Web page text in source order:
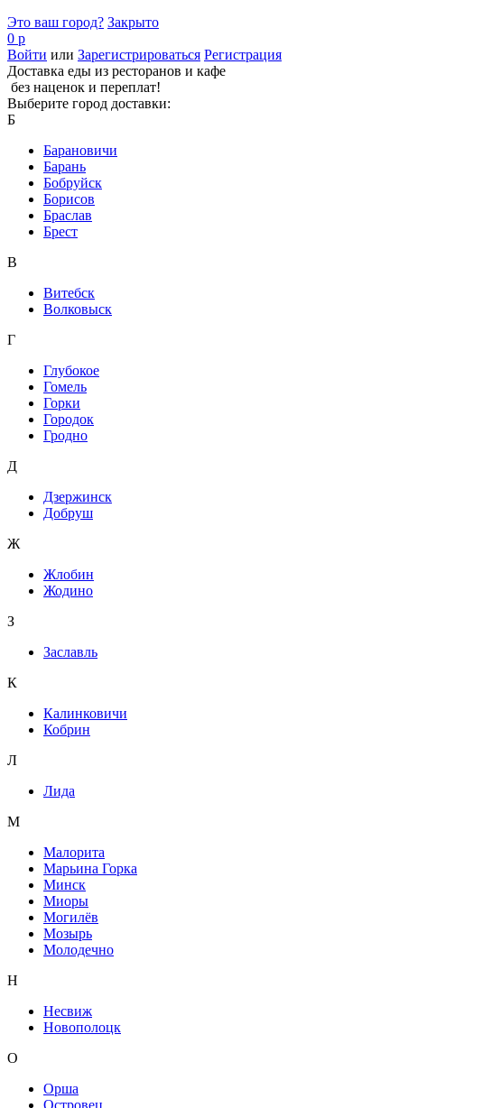
Это ваш город? Закрыто
0 р
Войти или Зарегистрироваться Регистрация
Доставка еды из ресторанов и кафе
без наценок и переплат!
Выберите город доставки:
Б
Барановичи
Барань
Бобруйск
Борисов
Браслав
Брест
В
Витебск
Волковыск
Г
Глубокое
Гомель
Горки
Городок
Гродно
Д
Дзержинск
Добруш
Ж
Жлобин
Жодино
З
Заславль
К
Калинковичи
Кобрин
Л
Лида
М
Малорита
Марьина Горка
Минск
Миоры
Могилёв
Мозырь
Молодечно
Н
Несвиж
Новополоцк
О
Орша
Островец